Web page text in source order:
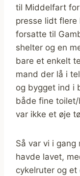
til Middelfart
presse lidt flere
forsatte til
shelter og en
bare et enkelt
mand der lå i
og bygget ind i
både fine
var ikke et øje
Så var vi i gang
havde lavet,
cykelruter og